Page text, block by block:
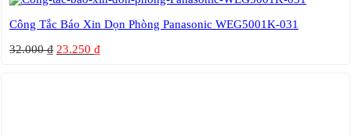
Công Tắc Báo Xin Dọn Phòng Panasonic WEG5001K-031
32.000₫ 23.250 ₫